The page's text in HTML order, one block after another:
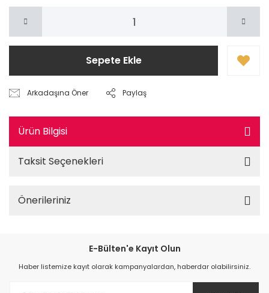
Sepete Ekle
Arkadaşına Öner Paylaş
Ürün Bilgisi
Taksit Seçenekleri
Önerileriniz
E-Bülten'e Kayıt Olun
Haber listemize kayıt olarak kampanyalardan, haberdar olabilirsiniz.